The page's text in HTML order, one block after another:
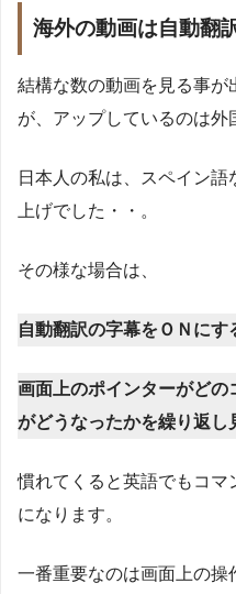
海外の動画は自動翻
結構な数の動画を見る事が
が、アップしているのは外
日本人の私は、スペイン
上げでした・・。
その様な場合は、
自動翻訳の字幕をＯＮにす
画面上のポインターがど
がどうなったかを繰り返し
慣れてくると英語でもコマ
になります。
一番重要なのは画面上の